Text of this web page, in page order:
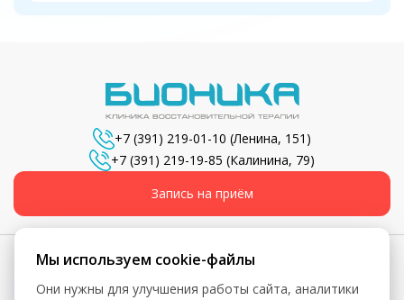
+7 (391) 219-01-10 (Ленина, 151)
+7 (391) 219-19-85 (Калинина, 79)
Запись на приём
© 2026, Бионика - Сеть медицинских центров
Мы используем cookie-файлы
Они нужны для улучшения работы сайта, аналитики